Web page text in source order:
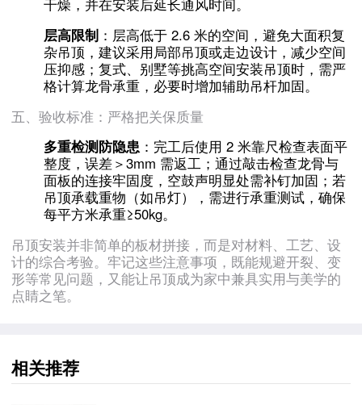
干燥，并在安装后延长通风时间。
层高限制 ：层高低于 2.6 米的空间，避免大面积复
杂吊顶，建议采用局部吊顶或走边设计，减少空间
压抑感；复式、别墅等挑高空间安装吊顶时，需严
格计算龙骨承重，必要时增加辅助吊杆加固。
五、验收标准：严格把关保质量
多重检测防隐患 ：完工后使用 2 米靠尺检查表面平
整度，误差＞3mm 需返工；通过敲击检查龙骨与
面板的连接牢固度，空鼓声明显处需补钉加固；若
吊顶承载重物（如吊灯），需进行承重测试，确保
每平方米承重≥50kg。
吊顶安装并非简单的板材拼接，而是对材料、工艺、设
计的综合考验。牢记这些注意事项，既能规避开裂、变
形等常见问题，又能让吊顶成为家中兼具实用与美学的
点睛之笔。
相关推荐